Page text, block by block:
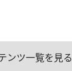
ンツ一覧を見る